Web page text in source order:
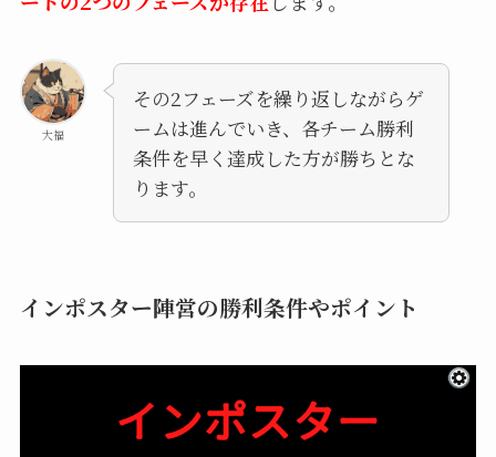
大福
その2フェーズを繰り返しながらゲ
ームは進んでいき、各チーム勝利
条件を早く達成した方が勝ちとな
ります。
インポスター陣営の勝利条件やポイント